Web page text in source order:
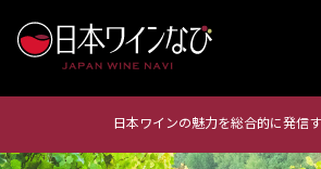
日本ワインの魅力を総合的に発信